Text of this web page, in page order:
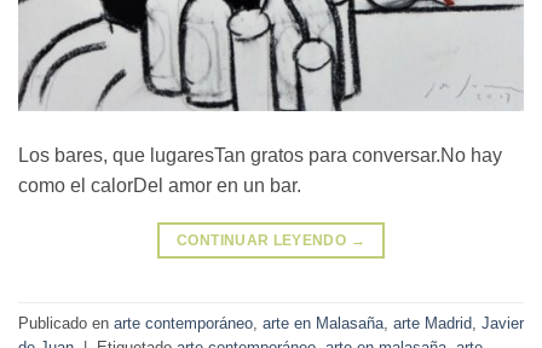
Los bares, que lugaresTan gratos para conversar.No hay
como el calorDel amor en un bar.
CONTINUAR LEYENDO →
Publicado en arte contemporáneo arte en Malasaña arte Madrid Javier